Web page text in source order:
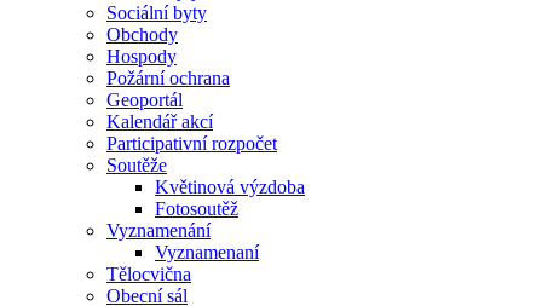
Sociální byty
Obchody
Hospody
Požární ochrana
Geoportál
Kalendář akcí
Participativní rozpočet
Soutěže
Květinová výzdoba
Fotosoutěž
Vyznamenání
Vyznamenaní
Tělocvična
Obecní sál